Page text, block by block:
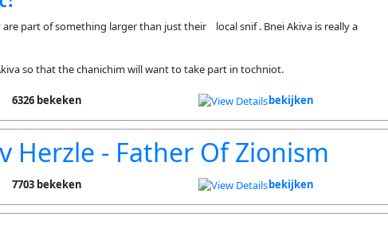
part of something larger than just their local snif . Bnei Akiva is really a
so that the chanichim will want to take part in tochniot.
6326 bekeken bekijken
Herzle - Father Of Zionism
7703 bekeken bekijken